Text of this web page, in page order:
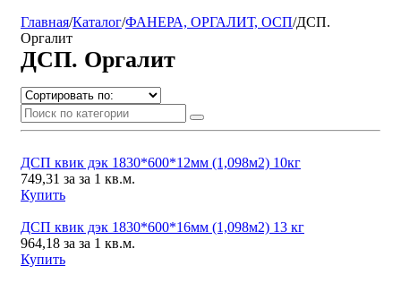
Главная/Каталог/ФАНЕРА, ОРГАЛИТ, ОСП/ДСП.
Оргалит
ДСП. Оргалит
ДСП квик дэк 1830*600*12мм (1,098м2) 10кг
749,31 за за 1 кв.м.
Купить
ДСП квик дэк 1830*600*16мм (1,098м2) 13 кг
964,18 за за 1 кв.м.
Купить